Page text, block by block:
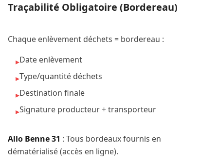
Traçabilité Obligatoire (Bordereau)
Chaque enlèvement déchets = bordereau :
▸Date enlèvement
▸Type/quantité déchets
▸Destination finale
▸Signature producteur + transporteur
Allo Benne 31 : Tous bordeaux fournis en
dématérialisé (accès en ligne).